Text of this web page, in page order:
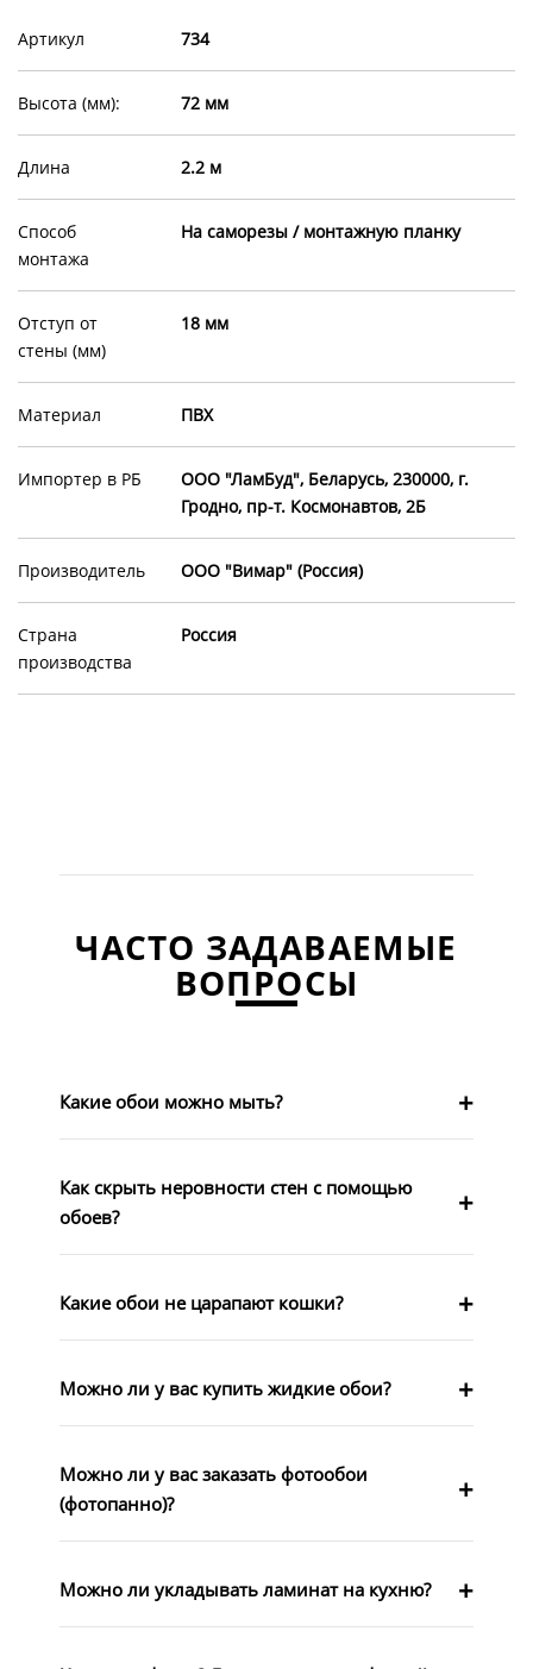
Артикул 734
Высота (мм): 72 мм
Длина 2.2 м
Способ
монтажа
На саморезы / монтажную планку
Отступ от
стены (мм)
18 мм
Материал ПВХ
Импортер в РБ
ООО "ЛамБуд", Беларусь, 230000, г.
Гродно, пр-т. Космонавтов, 2Б
Производитель ООО "Вимар" (Россия)
Страна
производства
Россия
ЧАСТО ЗАДАВАЕМЫЕ
ВОПРОСЫ
Какие обои можно мыть?
Как скрыть неровности стен с помощью
обоев?
Какие обои не царапают кошки?
Можно ли у вас купить жидкие обои?
Можно ли у вас заказать фотообои
(фотопанно)?
Можно ли укладывать ламинат на кухню?